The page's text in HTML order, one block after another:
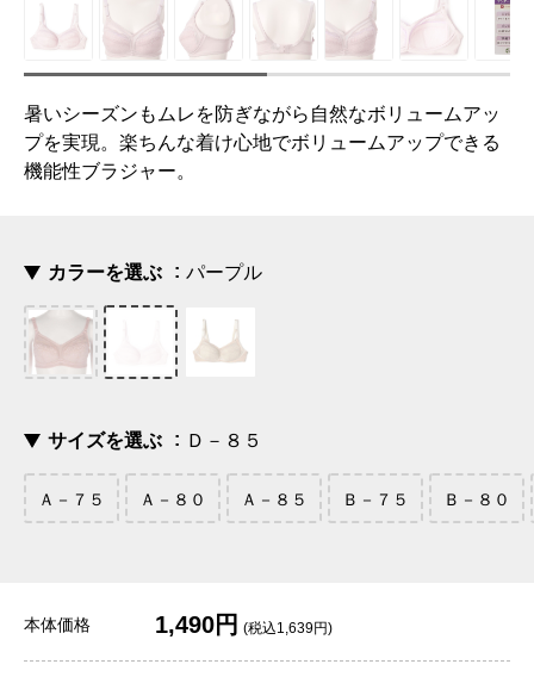
暑いシーズンもムレを防ぎながら自然なボリュームアッ
プを実現。楽ちんな着け心地でボリュームアップできる
機能性ブラジャー。
カラーを選ぶ パープル
サイズを選ぶ Ｄ－８５
Ａ－７５ Ａ－８０ Ａ－８５ Ｂ－７５ Ｂ－８０
本体価格 1,490円 (税込1,639円)